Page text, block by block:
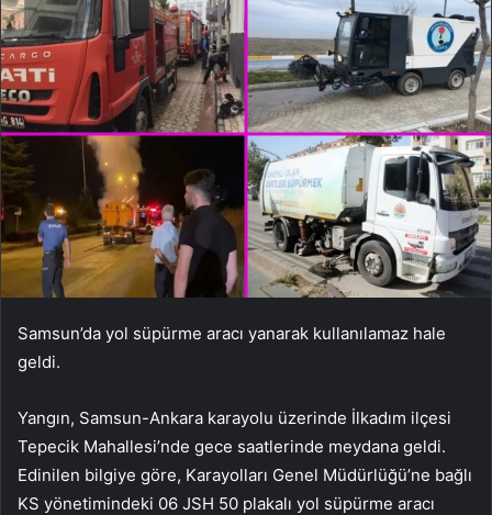
Samsun’da yol süpürme aracı yanarak kullanılamaz hale
geldi.
Yangın, Samsun-Ankara karayolu üzerinde İlkadım ilçesi
Tepecik Mahallesi’nde gece saatlerinde meydana geldi.
Edinilen bilgiye göre, Karayolları Genel Müdürlüğü’ne bağlı
KS yönetimindeki 06 JSH 50 plakalı yol süpürme aracı